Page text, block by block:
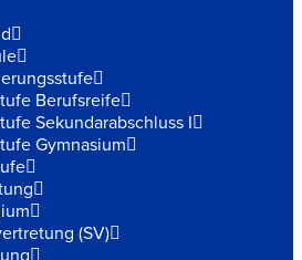
Berufsreife
Sekundarabschluss I
Gymnasium
(SV)